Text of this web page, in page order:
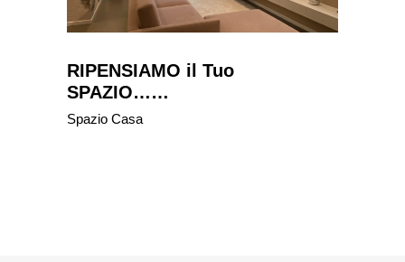
RIPENSIAMO il Tuo
SPAZIO……
Spazio Casa